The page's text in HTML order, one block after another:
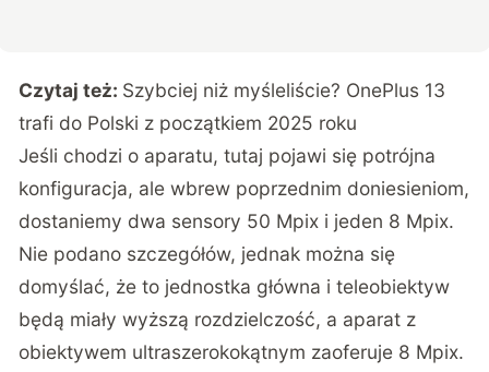
Czytaj też: Szybciej niż myśleliście? OnePlus 13
trafi do Polski z początkiem 2025 roku
Jeśli chodzi o aparatu, tutaj pojawi się potrójna
konfiguracja, ale wbrew poprzednim doniesieniom,
dostaniemy dwa sensory 50 Mpix i jeden 8 Mpix.
Nie podano szczegółów, jednak można się
domyślać, że to jednostka główna i teleobiektyw
będą miały wyższą rozdzielczość, a aparat z
obiektywem ultraszerokokątnym zaoferuje 8 Mpix.